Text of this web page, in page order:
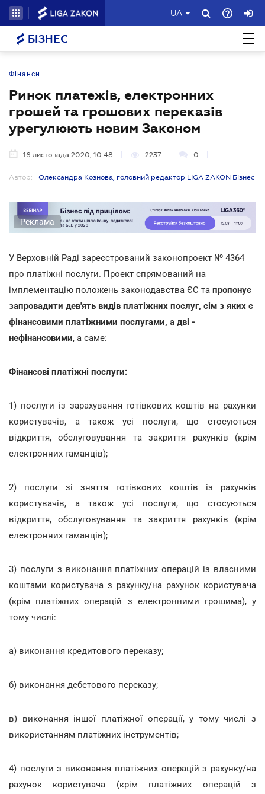
UA
БІЗНЕС
Фінанси
Ринок платежів, електронних
грошей та грошових переказів
урегулюють новим Законом
16 листопада 2020, 10:48 2237 0
Автор: Олександра Кознова, головний редактор LIGA ZAKON Бізнес
Реклама
У Верховній Раді зареєстрований законопроект № 4364
про платіжні послуги. Проект спрямований на
імплементацію положень законодавства ЄС та пропонує
запровадити дев'ять видів платіжних послуг, сім з яких є
фінансовими платіжними послугами, а дві -
нефінансовими, а саме:
Фінансові платіжні послуги:
1) послуги із зарахування готівкових коштів на рахунки
користувачів, а також усі послуги, що стосуються
відкриття, обслуговування та закриття рахунків (крім
електронних гаманців);
2) послуги зі зняття готівкових коштів із рахунків
користувачів, а також усі послуги, що стосуються
відкриття, обслуговування та закриття рахунків (крім
електронних гаманців);
3) послуги з виконання платіжних операцій із власними
коштами користувача з рахунку/на рахунок користувача
(крім платіжних операцій з електронними грошима), у
тому числі:
а) виконання кредитового переказу;
б) виконання дебетового переказу;
в) виконання іншої платіжної операції, у тому числі з
використанням платіжних інструментів;
4) послуги з виконання платіжних операцій з рахунку/на
рахунок користувача (крім платіжних операцій з